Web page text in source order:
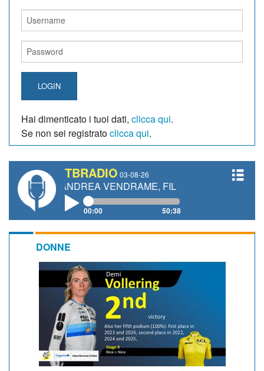
LOGIN
Hai dimenticato i tuoi dati, clicca qui.
Se non sei registratoclicca qui.
TBRADIO 03-08-26
ANDREA VENDRAME, FILIPPO FIORELLI
00:00 50:38
DONNE